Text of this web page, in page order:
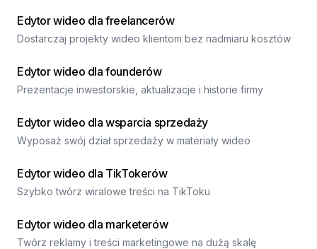
Edytor wideo dla freelancerów
Dostarczaj projekty wideo klientom bez nadmiaru kosztów
Edytor wideo dla founderów
Prezentacje inwestorskie, aktualizacje i historie firmy
Edytor wideo dla wsparcia sprzedaży
Wyposaż swój dział sprzedaży w materiały wideo
Edytor wideo dla TikTokerów
Szybko twórz wiralowe treści na TikToku
Edytor wideo dla marketerów
Twórz reklamy i treści marketingowe na dużą skalę